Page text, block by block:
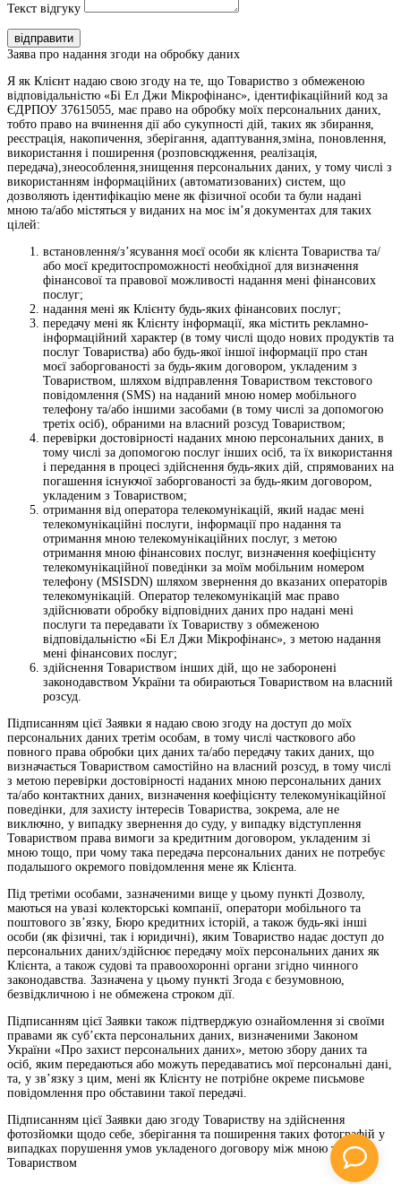
Текст відгуку
відправити
Заява про надання згоди на обробку даних
Я як Клієнт надаю свою згоду на те, що Товариство з обмеженою
відповідальністю «Бі Ел Джи Мікрофінанс», ідентифікаційний код за
ЄДРПОУ 37615055, має право на обробку моїх персональних даних,
тобто право на вчинення дії або сукупності дій, таких як збирання,
реєстрація, накопичення, зберігання, адаптування,зміна, поновлення,
використання і поширення (розповсюдження, реалізація,
передача),знеособлення,знищення персональних даних, у тому числі з
використанням інформаційних (автоматизованих) систем, що
дозволяють ідентифікацію мене як фізичної особи та були надані
мною та/або містяться у виданих на моє ім’я документах для таких
цілей:
встановлення/з’ясування моєї особи як клієнта Товариства та/
або моєї кредитоспроможності необхідної для визначення
фінансової та правової можливості надання мені фінансових
послуг;
надання мені як Клієнту будь-яких фінансових послуг;
передачу мені як Клієнту інформації, яка містить рекламно-
інформаційний характер (в тому числі щодо нових продуктів та
послуг Товариства) або будь-якої іншої інформації про стан
моєї заборгованості за будь-яким договором, укладеним з
Товариством, шляхом відправлення Товариством текстового
повідомлення (SMS) на наданий мною номер мобільного
телефону та/або іншими засобами (в тому числі за допомогою
третіх осіб), обраними на власний розсуд Товариством;
перевірки достовірності наданих мною персональних даних, в
тому числі за допомогою послуг інших осіб, та їх використання
і передання в процесі здійснення будь-яких дій, спрямованих на
погашення існуючої заборгованості за будь-яким договором,
укладеним з Товариством;
отримання від оператора телекомунікацій, який надає мені
телекомунікаційні послуги, інформації про надання та
отримання мною телекомунікаційних послуг, з метою
отримання мною фінансових послуг, визначення коефіцієнту
телекомунікаційної поведінки за моїм мобільним номером
телефону (MSISDN) шляхом звернення до вказаних операторів
телекомунікацій. Оператор телекомунікацій має право
здійснювати обробку відповідних даних про надані мені
послуги та передавати їх Товариству з обмеженою
відповідальністю «Бі Ел Джи Мікрофінанс», з метою надання
мені фінансових послуг;
здійснення Товариством інших дій, що не заборонені
законодавством України та обираються Товариством на власний
розсуд.
Підписанням цієї Заявки я надаю свою згоду на доступ до моїх
персональних даних третім особам, в тому числі часткового або
повного права обробки цих даних та/або передачу таких даних, що
визначається Товариством самостійно на власний розсуд, в тому числі
з метою перевірки достовірності наданих мною персональних даних
та/або контактних даних, визначення коефіцієнту телекомунікаційної
поведінки, для захисту інтересів Товариства, зокрема, але не
виключно, у випадку звернення до суду, у випадку відступлення
Товариством права вимоги за кредитним договором, укладеним зі
мною тощо, при чому така передача персональних даних не потребує
подальшого окремого повідомлення мене як Клієнта.
Під третіми особами, зазначеними вище у цьому пункті Дозволу,
маються на увазі колекторські компанії, оператори мобільного та
поштового зв’язку, Бюро кредитних історій, а також будь-які інші
особи (як фізичні, так і юридичні), яким Товариство надає доступ до
персональних даних/здійснює передачу моїх персональних даних як
Клієнта, а також судові та правоохоронні органи згідно чинного
законодавства. Зазначена у цьому пункті Згода є безумовною,
безвідкличною і не обмежена строком дії.
Підписанням цієї Заявки також підтверджую ознайомлення зі своїми
правами як суб’єкта персональних даних, визначеними Законом
України «Про захист персональних даних», метою збору даних та
осіб, яким передаються або можуть передаватись мої персональні дані,
та, у зв’язку з цим, мені як Клієнту не потрібне окреме письмове
повідомлення про обставини такої передачі.
Підписанням цієї Заявки даю згоду Товариству на здійснення
фотозйомки щодо себе, зберігання та поширення таких фотографій у
випадках порушення умов укладеного договору між мною та
Товариством